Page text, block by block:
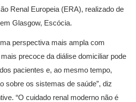
Renal Europeia (ERA), realizado de
Glasgow, Escócia.
perspectiva mais ampla com
precoce da diálise domiciliar pode
pacientes e, ao mesmo tempo,
sobre os sistemas de saúde”, diz
“O cuidado renal moderno não é